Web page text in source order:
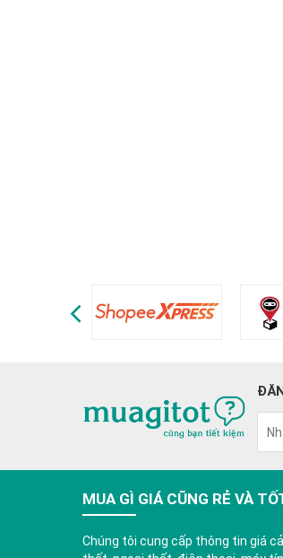
MUA GÌ GIÁ CŨNG RẺ VÀ
Chúng tôi cung cấp thông tin giá